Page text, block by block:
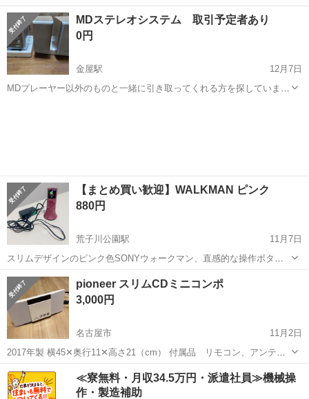
る方のご入札はお断り致します。 ご覧頂きありがとうございます
(*^_^*) Positive Grid Spark GO ギター・ベース用Bl...
愛知 名古屋市 西高蔵駅 ポータブルプレーヤー Spark
MDステレオシステム 取引予定者あり
0円
金屋駅
12月7日
MDプレーヤー以外のものと一緒に引き取ってくれる方を探していま
【まとめ買い歓迎】WALKMAN ピンク
880円
荒子川公園駅
11月7日
スリムデザインのピンク色SONYウォークマン、直感的な操作ボタン
付き。 - ブランド: SONY - 色: ピンク - モデル: ウォークマン - 特徴:
スリムデザイン - 操作ボタン: 再生・一時停止ボタン、ホームボタ...
愛知 名古屋市 荒子川公園駅 ポータブルプレーヤー
ボタン
pioneer スリムCDミニコンポ
3,000円
名古屋市
11月2日
2017年製 横45✕奥行11✕高さ21（cm） 付属品 リモコン、アンテ
ナ、説明書 機能 CD・MP3ファイル再生、Bluetooth、AM・FMチュ
ーナー 詳細はメーカーホームページ参照 https://jp.pi...
愛知 名古屋市 ポータブルプレーヤー ミニコンポ
≪寮無料・月収34.5万円・派遣社員≫機械操
作・製造補助